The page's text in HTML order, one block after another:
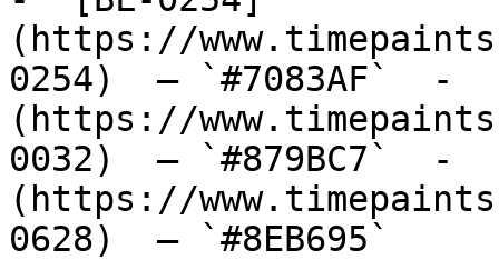
(https://
0254)  — `#7083AF`  -
(https://
0032)  — `#879BC7`  -
(https://
0628)  — `#8EB695`